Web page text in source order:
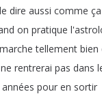
le dire aussi comme ça
on pratique
marche tellement bien
ne rentrerai pas dans
années pour en sortir